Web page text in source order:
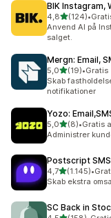
BIK Instagram,
4,8ud af 5
(124)
124 anmeldelser
•
Anvend AI på
salget.
Mergn: Email,
5,0ud af 5 stjerner
(19)
19 anmeldelser i
•Gratis
Skab
notifikationer
Yozo:
5,0ud af 5
(8)
8 anmeldelser i
•Gratis
Administrer
Postscript
4,7ud af 5
(1.145)
1145 •
Skab ekstra
SC Back in